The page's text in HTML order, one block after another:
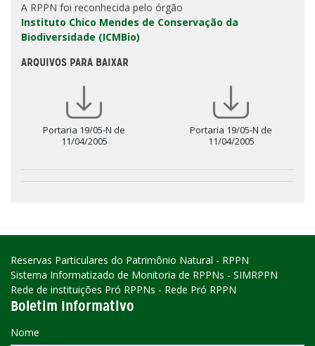
A RPPN foi reconhecida pelo órgão
Instituto Chico Mendes de Conservação da
Biodiversidade (ICMBio)
ARQUIVOS PARA BAIXAR
Portaria 19/05-N de
11/04/2005
Portaria 19/05-N de
11/04/2005
Reservas Particulares do Patrimônio Natural - RPPN
Sistema Informatizado de Monitoria de RPPNs - SIMRPPN
Rede de instituições Pró RPPNs - Rede Pró RPPN
Boletim Informativo
Nome